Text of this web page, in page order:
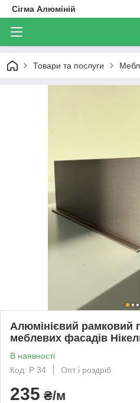
Сігма Алюміній
Товари та послуги
Алюмінієвий рамковий
меблевих фасадів
В наявності
Код: Р 34
Опт і роздріб
235 ₴/м